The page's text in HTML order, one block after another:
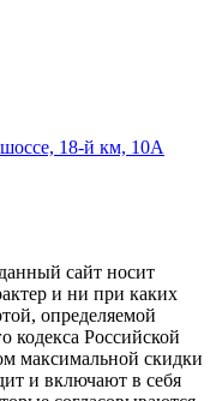
18-й км, 10А
сайт носит
и ни при каких
определяемой
кодекса Российской
максимальной скидки
и включают в себя